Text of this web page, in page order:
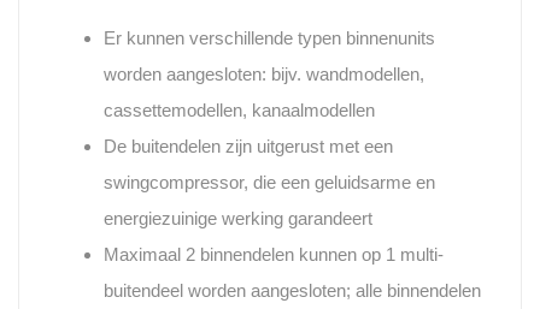
Er kunnen verschillende typen binnenunits
worden aangesloten: bijv. wandmodellen,
cassettemodellen, kanaalmodellen
De buitendelen zijn uitgerust met een
swingcompressor, die een geluidsarme en
energiezuinige werking garandeert
Maximaal 2 binnendelen kunnen op 1 multi-
buitendeel worden aangesloten; alle binnendelen